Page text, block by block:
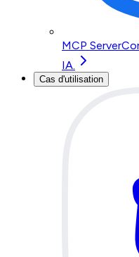
MCP Server
IA.
Cas d'utilisation